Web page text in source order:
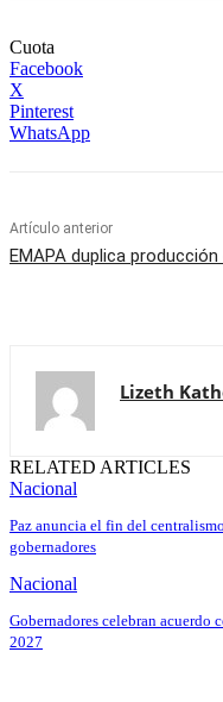
Cuota
Facebook
X
Pinterest
WhatsApp
Artículo anterior
EMAPA duplica
Lizeth
RELATED ARTICLES
Nacional
Paz anuncia el fin del
gobernadores
Nacional
Gobernadores celebran
2027